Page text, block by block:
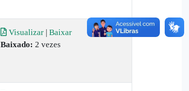
Visualizar | Baixar
Baixado: 2 vezes